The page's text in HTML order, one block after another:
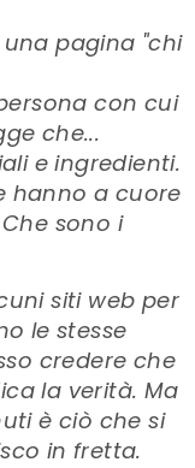
pagina "chi
con cui
che...
e ingredienti.
hanno a cuore
sono i
siti web per
le stesse
credere che
la verità. Ma
è ciò che si
in fretta.